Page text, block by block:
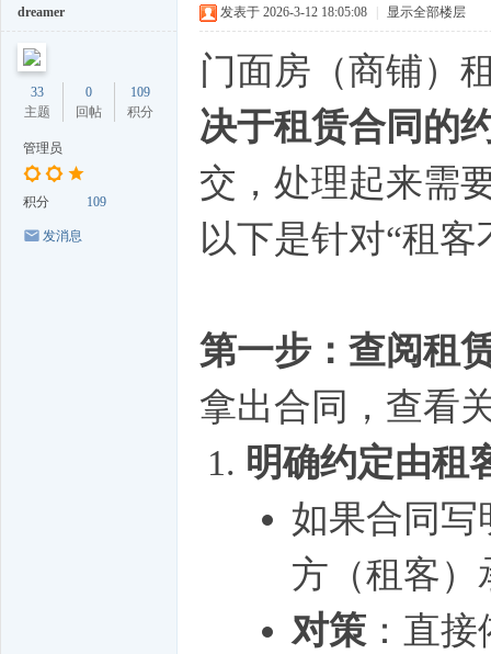
dreamer
33
主题
0
回帖
109
积分
管理员
积分 109
发消息
发表于 2026-3-12 18:05:08 显示全部楼层
门面房（商铺）
决于租赁合同的
交，处理起来需
以下是针对“租
第一步：查阅租
拿出合同，查看
明确约定由租
如果合同写
方（租客）
对策 ：直